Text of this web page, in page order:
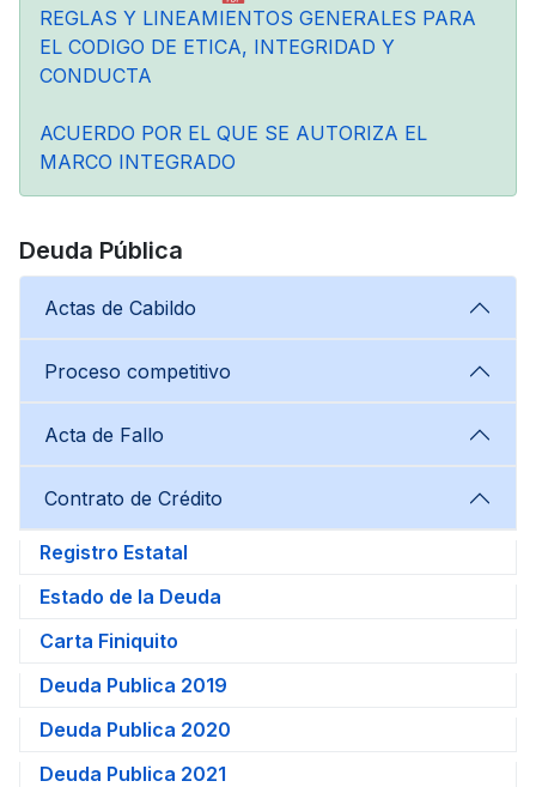
REGLAS Y LINEAMIENTOS GENERALES PARA
EL CODIGO DE ETICA, INTEGRIDAD Y
CONDUCTA
ACUERDO POR EL QUE SE AUTORIZA EL
MARCO INTEGRADO
Deuda Pública
Actas de Cabildo
Proceso competitivo
Acta de Fallo
Contrato de Crédito
Registro Estatal
Estado de la Deuda
Carta Finiquito
Deuda Publica 2019
Deuda Publica 2020
Deuda Publica 2021